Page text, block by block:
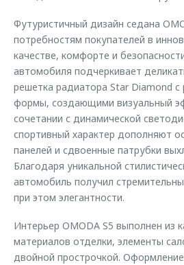
Футуристичный дизайн седана
потребностям покупателей в
качестве, комфорте и
автомобиля подчеркивает
решетка радиатора Star Diamond
формы, создающими визуальный
сочетании с динамической
спортивный характер дополняют
панелей и сдвоенные патрубки
Благодаря уникальной
автомобиль получил
при этом элегантности.
Интерьер OMODA S5 выполнен из
материалов отделки, элементы
двойной прострочкой.